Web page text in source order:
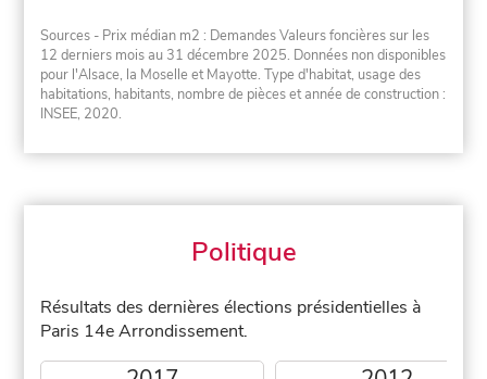
Sources - Prix médian m2 : Demandes Valeurs foncières sur les
12 derniers mois au 31 décembre 2025. Données non disponibles
pour l'Alsace, la Moselle et Mayotte. Type d'habitat, usage des
habitations, habitants, nombre de pièces et année de construction :
INSEE, 2020.
Politique
Résultats des dernières élections présidentielles à
Paris 14e Arrondissement.